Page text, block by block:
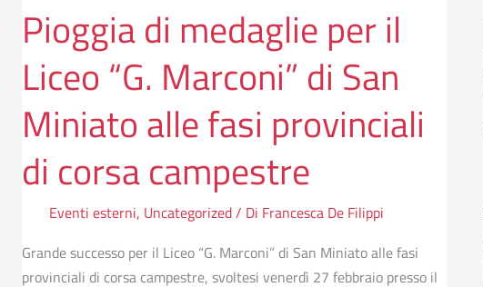
Pioggia di medaglie per il
Liceo “G. Marconi” di San
Miniato alle fasi provinciali
di corsa campestre
Eventi esterni, Uncategorized/ Di Francesca De Filippi
Grande successo per il Liceo “G. Marconi” di San Miniato alle fasi
provinciali di corsa campestre, svoltesi venerdì 27 febbraio presso il
alle
provinciali
corsa